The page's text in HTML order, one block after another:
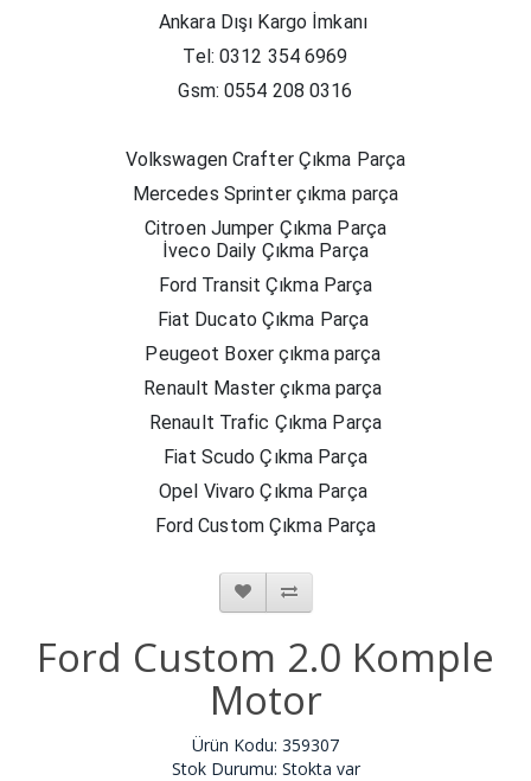
Ankara Dışı Kargo İmkanı
Tel: 0312 354 6969
Gsm: 0554 208 0316
Volkswagen Crafter Çıkma Parça
Mercedes Sprinter çıkma parça
Citroen Jumper Çıkma Parça
İveco Daily Çıkma Parça
Ford Transit Çıkma Parça
Fiat Ducato Çıkma Parça
Peugeot Boxer çıkma parça
Renault Master çıkma parça
Renault Trafic Çıkma Parça
Fiat Scudo Çıkma Parça
Opel Vivaro Çıkma Parça
Ford Custom Çıkma Parça
Ford Custom 2.0 Komple
Motor
Ürün Kodu: 359307
Stok Durumu: Stokta var